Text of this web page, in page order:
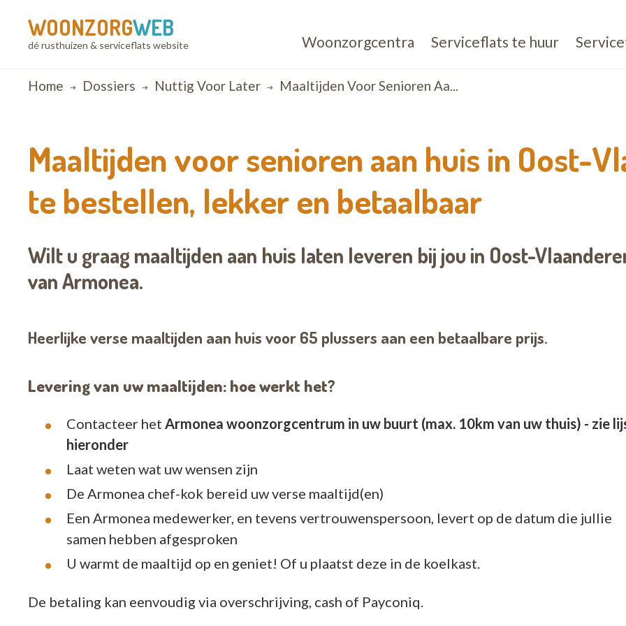
WOONZORGWEB
dé rusthuizen & serviceflats website Woonzorgcentra Serviceflats te huur
Breadcrumb
Home Dossiers Nuttig Voor Later Maaltijden Voor Senioren Aa...
Maaltijden voor senioren aan huis in Oost-
te bestellen, lekker en betaalbaar
Wilt u graag maaltijden aan huis laten leveren bij jou in Oost-
van Armonea.
Heerlijke verse maaltijden aan huis voor 65 plussers aan een betaalbare prijs.
Levering van uw maaltijden: hoe werkt het?
Contacteer het Armonea woonzorgcentrum in uw buurt (max. 10km van uw thuis) - zie
hieronder
Laat weten wat uw wensen zijn
De Armonea chef-kok bereid uw verse maaltijd(en)
Een Armonea medewerker, en tevens vertrouwenspersoon, levert op de datum die jullie
samen hebben afgesproken
U warmt de maaltijd op en geniet! Of u plaatst deze in de koelkast.
De betaling kan eenvoudig via overschrijving, cash of Payconiq.